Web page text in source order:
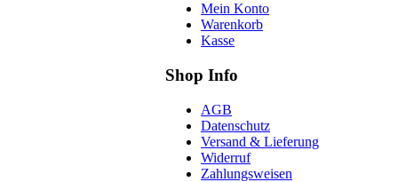
Mein Konto
Warenkorb
Kasse
Shop Info
AGB
Datenschutz
Versand & Lieferung
Widerruf
Zahlungsweisen